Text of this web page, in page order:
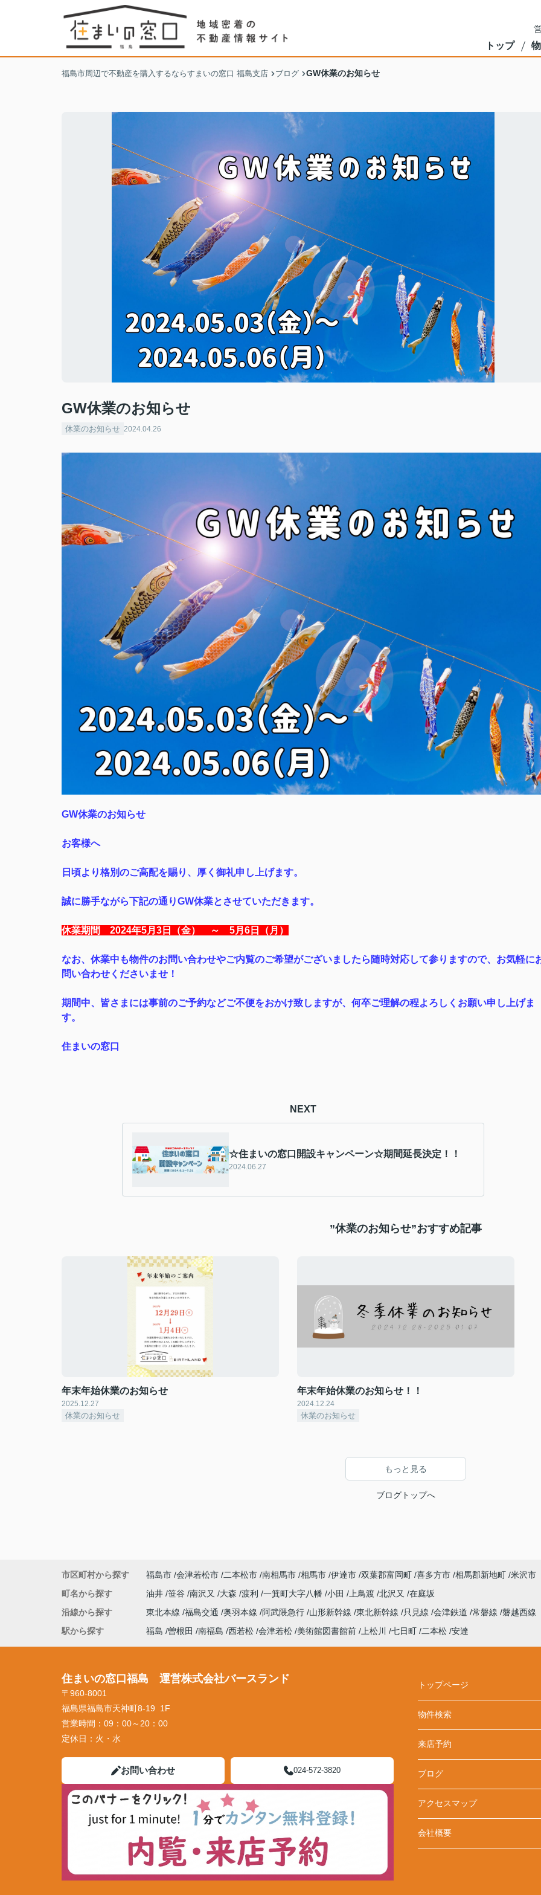
トップ
福島市周辺で不動産を購入するならすまいの窓口 福島支店 ブログ GW休業のお知らせ
GW休業のお知らせ
休業のお知らせ 2024.04.26
GW休業のお知らせ
お客様へ
日頃より格別のご高配を賜り、厚く御礼申し上げます。
誠に勝手ながら下記の通りGW休業とさせていただきます。
休業期間 2024年5月3日（金） ～ 5月6日（月）
なお、休業中も物件のお問い合わせやご内覧のご希望がございましたら随時対応して参りますので、お気軽に
問い合わせくださいませ！
期間中、皆さまには事前のご予約などご不便をおかけ致しますが、何卒ご理解の程よろしくお願い申し上げま
す。
住まいの窓口
NEXT
☆住まいの窓口開設キャンペーン☆期間延長決定！！
2024.06.27
”休業のお知らせ”おすすめ記事
年末年始休業のお知らせ
2025.12.27
休業のお知らせ
年末年始休業のお知らせ！！
2024.12.24
休業のお知らせ
もっと見る
ブログトップへ
市区町村から探す 福島市 会津若松市 二本松市 南相馬市 相馬市 伊達市 双葉郡富岡町 喜多方市 相馬郡新地町 米沢市
町名から探す
油井 笹谷 南沢又 大森 渡利 一箕町大字八幡 小田 上鳥渡 北沢又
在庭坂
沿線から探す
東北本線 福島交通 奥羽本線 阿武隈急行 山形新幹線 東北新幹線 只見線 会津鉄道 常磐線 磐越西線
駅から探す
福島 曽根田 南福島 西若松 会津若松 美術館図書館前 上松川 七日町 二本松 安達
住まいの窓口福島 運営株式会社バースランド
〒960-8001
福島県福島市天神町8-19 1F
営業時間： 09：00～20：00
定休日： 火・水
お問い合わせ 024-572-3820
トップページ
物件検索
来店予約
ブログ
アクセスマップ
会社概要